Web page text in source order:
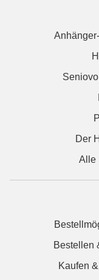
Der
Alle
Bestellen
Kaufen